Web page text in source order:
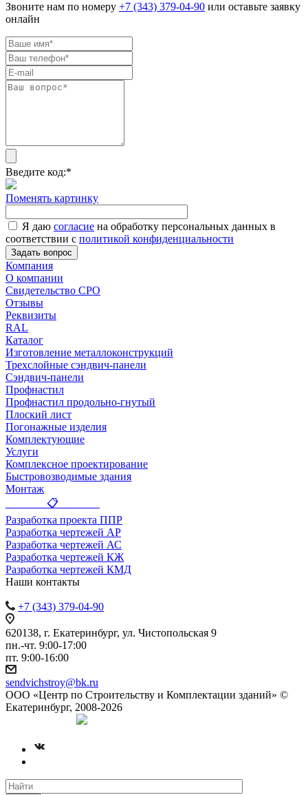
Звоните нам по номеру +7 (343) 379-04-90 или оставьте заявку
онлайн
Введите код:*
Поменять картинку
Я даю согласие на обработку персональных данных в
соответствии с политикой конфиденциальности
Задать вопрос
Компания
О компании
Свидетельство СРО
Отзывы
Реквизиты
RAL
Каталог
Изготовление металлоконструкций
Трехслойные сэндвич-панели
Сэндвич-панели
Профнастил
Профнастил продольно-гнутый
Плоский лист
Погонажные изделия
Комплектующие
Услуги
Комплексное проектирование
Быстровозводимые здания
Монтаж
_______ 📋 _______
Разработка проекта ППР
Разработка чертежей АР
Разработка чертежей АС
Разработка чертежей КЖ
Разработка чертежей КМД
Наши контакты
+7 (343) 379-04-90
620138, г. Екатеринбург, ул. Чистопольская 9
пн.-чт. 9:00-17:00
пт. 9:00-16:00
sendvichstroy@bk.ru
ООО «Центр по Строительству и Комплектации зданий» ©
Екатеринбург, 2008-2026